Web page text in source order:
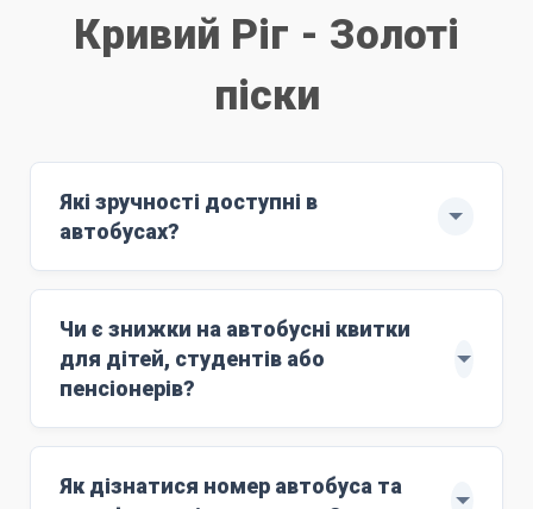
Кривий Ріг - Золоті
піски
Які зручності доступні в
автобусах?
м'які комфортні сидіння;
Wi-Fi;
кондиціонер;
працюючий туалет;
Чи є знижки на автобусні квитки
для дітей, студентів або
пенсіонерів?
Знижки поширюються на дітей віком до 10
років. Для цього маршруту ціна дитячого
квитка становить
4400 грн
. Дитяче лежаче
Як дізнатися номер автобуса та